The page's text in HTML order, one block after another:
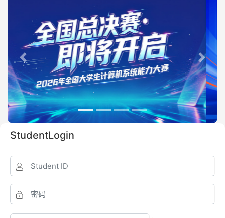
Previous Next
StudentLogin